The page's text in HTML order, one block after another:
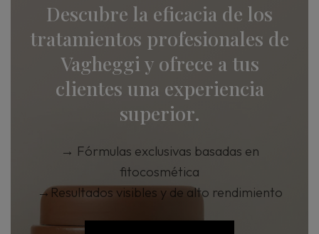
Descubre la eficacia de los
tratamientos profesionales de
Vagheggi y ofrece a tus
clientes una experiencia
superior.
→ Fórmulas exclusivas basadas en
fitocosmética
→Resultados visibles y de alto rendimiento